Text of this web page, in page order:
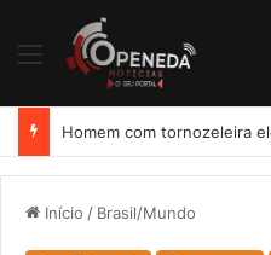
Menu
Início / Brasil/Mundo